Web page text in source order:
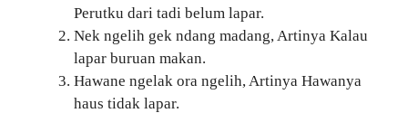
Perutku dari tadi belum lapar.
Nek ngelih gek ndang madang, Artinya Kalau
lapar buruan makan.
Hawane ngelak ora ngelih, Artinya Hawanya
haus tidak lapar.